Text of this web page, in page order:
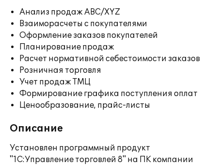
Анализ продаж ABC/XYZ
Взаиморасчеты с покупателями
Оформление заказов покупателей
Планирование продаж
Расчет нормативной себестоимости заказов
Розничная торговля
Учет продаж ТМЦ
Формирование графика поступления оплат
Ценообразование, прайс-листы
Описание
Установлен программный продукт
"1С:Управление торговлей 8" на ПК компании